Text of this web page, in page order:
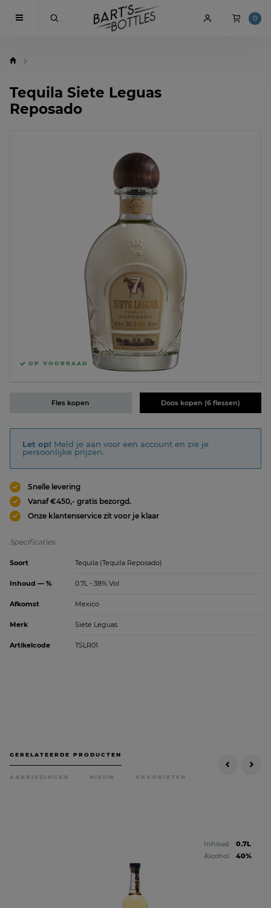
0
Tequila Siete Leguas
Reposado
OP VOORRAAD
Fles kopen Doos kopen (6 flessen)
Let op! Meld je aan voor een account en zie je
persoonlijke prijzen.
Snelle levering
Vanaf €450,- gratis bezorgd.
Onze klantenservice zit voor je klaar
Specificaties
Soort Tequila (Tequila Reposado)
Inhoud — % 0.7L - 38% Vol
Afkomst Mexico
Merk Siete Leguas
Artikelcode TSLR01
GERELATEERDE PRODUCTEN
AANBIEDINGEN NIEUW FAVORIETEN
Inhoud
0.7L
Alcohol
40%